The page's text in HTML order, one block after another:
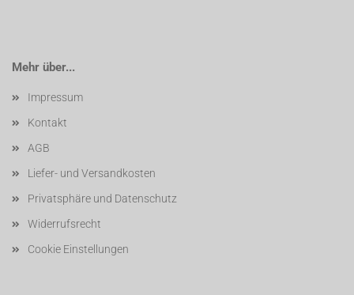
Mehr über...
Impressum
Kontakt
AGB
Liefer- und Versandkosten
Privatsphäre und Datenschutz
Widerrufsrecht
Cookie Einstellungen